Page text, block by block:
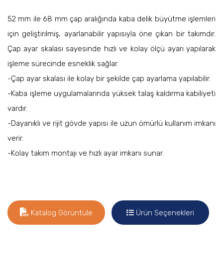
52 mm ile 68 mm çap aralığında kaba delik büyütme işlemleri
için geliştirilmiş, ayarlanabilir yapısıyla öne çıkan bir takımdır.
Çap ayar skalası sayesinde hızlı ve kolay ölçü ayarı yapılarak
işleme sürecinde esneklik sağlar.
-Çap ayar skalası ile kolay bir şekilde çap ayarlama yapılabilir.
-Kaba işleme uygulamalarında yüksek talaş kaldırma kabiliyeti
vardır.
-Dayanıklı ve rijit gövde yapısı ile uzun ömürlü kullanım imkanı
verir.
-Kolay takım montajı ve hızlı ayar imkanı sunar.
Katalog Görüntüle Ürün Seçenekleri